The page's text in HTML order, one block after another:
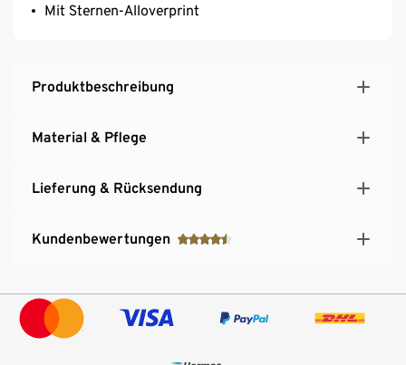
Mit Sternen-Alloverprint
Produktbeschreibung
Material & Pflege
Lieferung & Rücksendung
Kundenbewertungen